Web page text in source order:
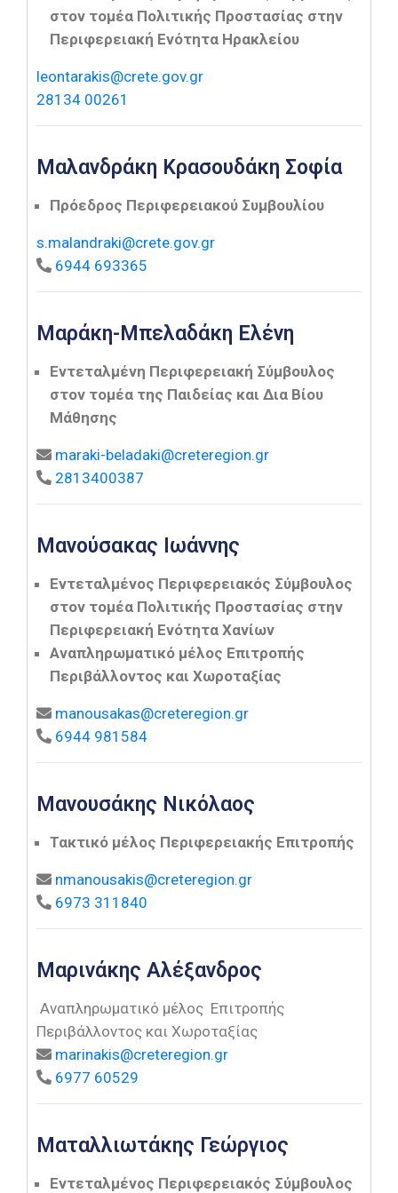
στον τομέα Πολιτικής Προστασίας στην
Περιφερειακή Ενότητα Ηρακλείου
leontarakis@crete.gov.gr
28134 00261
Μαλανδράκη Κρασουδάκη Σοφία
Πρόεδρος Περιφερειακού Συμβουλίου
s.malandraki@crete.gov.gr
6944 693365
Μαράκη-Μπελαδάκη Ελένη
Εντεταλμένη Περιφερειακή Σύμβουλος
στον τομέα της Παιδείας και Δια Βίου
Μάθησης
maraki-beladaki@creteregion.gr
2813400387
Μανούσακας Ιωάννης
Εντεταλμένος Περιφερειακός Σύμβουλος
στον τομέα Πολιτικής Προστασίας στην
Περιφερειακή Ενότητα Χανίων
Αναπληρωματικό μέλος Επιτροπής
Περιβάλλοντος και Χωροταξίας
manousakas@creteregion.gr
6944 981584
Μανουσάκης Νικόλαος
Τακτικό μέλος Περιφερειακής Επιτροπής
nmanousakis@creteregion.gr
6973 311840
Μαρινάκης Αλέξανδρος
Αναπληρωματικό μέλος Επιτροπής
Περιβάλλοντος και Χωροταξίας
marinakis@creteregion.gr
6977 60529
Ματαλλιωτάκης Γεώργιος
Εντεταλμένος Περιφερειακός Σύμβουλος